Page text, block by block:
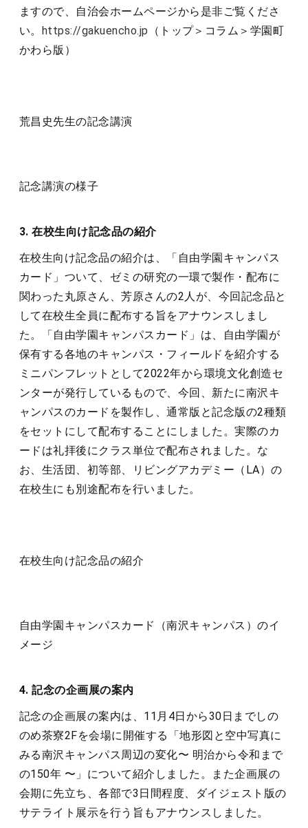
ますので、自治会ホームページから是非ご覧くださ
い。 https://gakuencho.jp （トップ＞コラム＞学園町
かわら版）
荒昌史先生の記念講演
記念講演の様子
3. 在校生向け記念品の紹介
在校生向け記念品の紹介は、「自由学園キャンパス
カード」ついて、ゼミの研究の一環で製作・配布に
関わった丸原さん、芳原さんの2人が、今回記念品と
して在校生全員に配布する旨をアナウンスしまし
た。「自由学園キャンパスカード」は、自由学園が
保有する各地のキャンパス・フィールドを紹介する
ミニパンフレットとして2022年から環境文化創造セ
ンターが発行しているもので、今回、新たに南沢キ
ャンパスのカードを製作し、通常版と記念版の2種類
をセットにして配布することにしました。実際のカ
ードは礼拝後にクラス単位で配布されました。な
お、生活団、初等部、リビングアカデミー（LA）の
在校生にも別途配布を行いました。
在校生向け記念品の紹介
自由学園キャンパスカード（南沢キャンパス）のイ
メージ
4. 記念の企画展の案内
記念の企画展の案内は、11月4日から30日までしの
のめ茶寮2Fを会場に開催する「地形図と空中写真に
みる南沢キャンパス周辺の変化〜 明治から令和まで
の150年 〜」について紹介しました。また企画展の
会期に先立ち、各部で3日間程度、ダイジェスト版の
サテライト展示を行う旨もアナウンスしました。